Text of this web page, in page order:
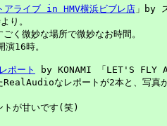
アライブ in HMV横浜ビブレ店 」by
り。
く微妙な場所で微妙なお時間。
16時。
ポート
by KONAMI 「LET'S FLY
なレポートが2本と、写真
トが甘いです(笑)